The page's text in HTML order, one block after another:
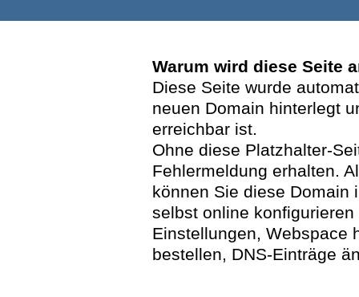
Warum wird diese Seite
Diese Seite wurde
neuen Domain hinterlegt
erreichbar ist.
Ohne diese Platzhalter-
Fehlermeldung erhalten.
können Sie diese Domain
selbst online
Einstellungen, Webspace
bestellen, DNS-Einträge